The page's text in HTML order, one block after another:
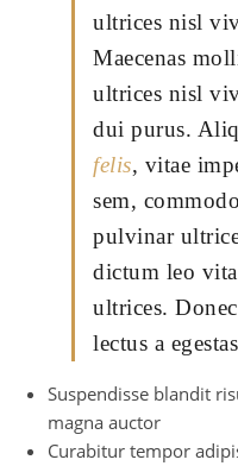
ultrices nisl
Maecenas
ultrices nisl
dui purus.
felis, vitae
sem,
pulvinar
dictum leo
ultrices.
lectus a
Suspendisse blandit
magna auctor
Curabitur tempor